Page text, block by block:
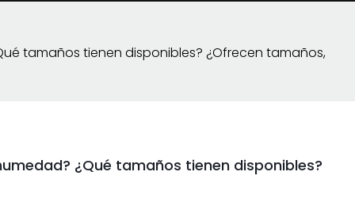
tamaños tienen disponibles? ¿Ofrecen tamaños,
¿Qué tamaños tienen disponibles?